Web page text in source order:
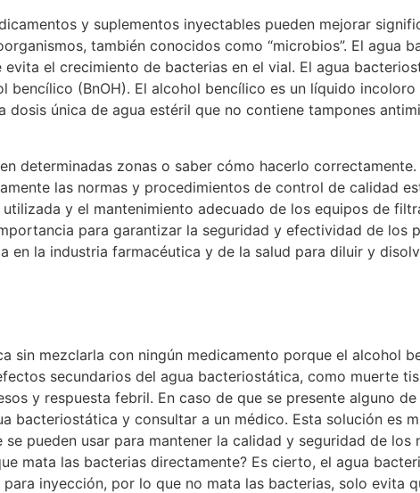
y suplementos inyectables pueden mejorar
también conocidos como “microbios”. El agua
el crecimiento de bacterias en el vial. El agua
bencílico (BnOH). El alcohol bencílico es un líquido
dosis única de agua estéril que no contiene tampones
determinadas zonas o saber cómo hacerlo
las normas y procedimientos de control de calidad
y el mantenimiento adecuado de los equipos de
para garantizar la seguridad y efectividad de los
en la industria farmacéutica y de la salud para diluir y
sin mezclarla con ningún medicamento porque el alcohol
secundarios del agua bacteriostática, como muerte
y respuesta febril. En caso de que se presente alguno
bacteriostática y consultar a un médico. Esta solución es
pueden usar para mantener la calidad y seguridad de los
mata las bacterias directamente? Es cierto, el agua
inyección, por lo que no mata las bacterias, solo evita